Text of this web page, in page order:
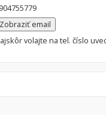
Uložiť vyhľadávanie
Zatvoriť
Zobraziť email
volajte na tel. číslo